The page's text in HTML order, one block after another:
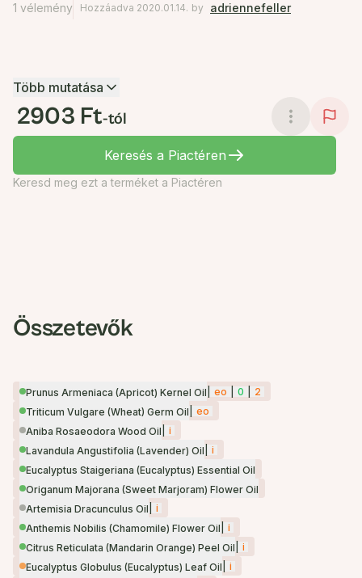
1 vélemény Hozzáadva 2020.01.14. by adriennefeller
Több mutatása
2903 Ft-tól
Keresés a Piactéren
Keresd meg ezt a terméket a Piactéren
Összetevők
Prunus Armeniaca (Apricot) Kernel Oil eo 0
2
Triticum Vulgare (Wheat) Germ Oil
eo
Aniba Rosaeodora Wood Oil
i
Lavandula Angustifolia (Lavender) Oil
i
Eucalyptus Staigeriana (Eucalyptus) Essential Oil
Origanum Majorana (Sweet Marjoram) Flower Oil
Artemisia Dracunculus Oil
i
Anthemis Nobilis (Chamomile) Flower Oil
i
Citrus Reticulata (Mandarin Orange) Peel Oil
i
Eucalyptus Globulus (Eucalyptus) Leaf Oil
i